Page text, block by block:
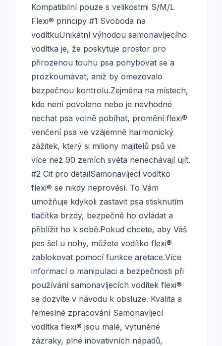
Kompatibilní pouze s velikostmi S/M/L
Flexi® principy #1 Svoboda na
vodítkuUnikátní výhodou samonavíjecího
vodítka je, že poskytuje prostor pro
přirozenou touhu psa pohybovat se a
prozkoumávat, aniž by omezovalo
bezpečnou kontrolu.Zejména na místech,
kde není povoleno nebo je nevhodné
nechat psa volně pobíhat, promění flexi®
venčení psa ve vzájemně harmonický
zážitek, který si miliony majitelů psů ve
více než 90 zemích světa nenechávají ujít.
#2 Cit pro detailSamonavíjecí vodítko
flexi® se nikdy neprověsí. To Vám
umožňuje kdykoli zastavit psa stisknutím
tlačítka brzdy, bezpečně ho ovládat a
přiblížit ho k sobě.Pokud chcete, aby Váš
pes šel u nohy, můžete vodítko flexi®
zablokovat pomocí funkce aretace.Více
informací o manipulaci a bezpečnosti při
používání samonavíjecích vodítek flexi®
se dozvíte v návodu k obsluze. Kvalita a
řemeslné zpracování Samonavíjecí
vodítka flexi® jsou malé, vytuněné
zázraky, plné inovativních nápadů,